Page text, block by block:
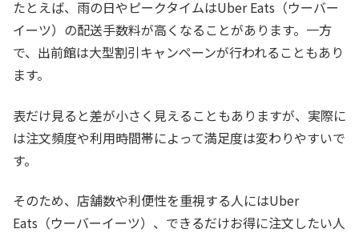
たとえば、雨の日やピークタイムはUber Eats（ウーバー
イーツ）の配送手数料が高くなることがあります。一方
で、出前館は大型割引キャンペーンが行われることもあり
ます。
表だけ見ると差が小さく見えることもありますが、実際に
は注文頻度や利用時間帯によって満足度は変わりやすいで
す。
そのため、店舗数や利便性を重視する人にはUber
Eats（ウーバーイーツ）、できるだけお得に注文したい人